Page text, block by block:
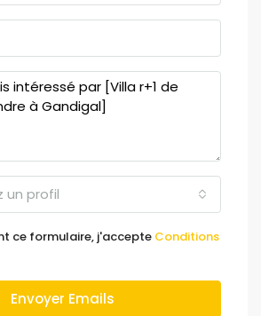
un profil
ce formulaire, j'accepte Conditions
Envoyer Emails